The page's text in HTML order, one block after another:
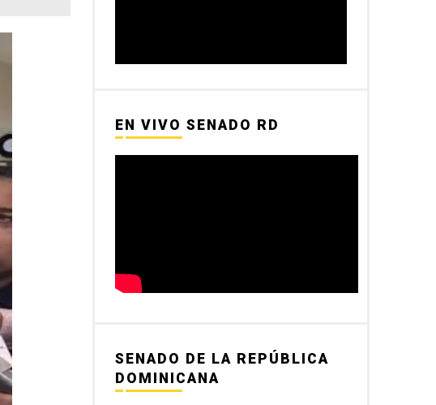
EN VIVO SENADO RD
SENADO DE LA REPÚBLICA
DOMINICANA